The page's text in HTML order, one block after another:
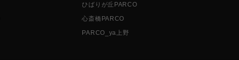
ひばりが丘PARCO
心斎橋PARCO
PARCO_ya上野